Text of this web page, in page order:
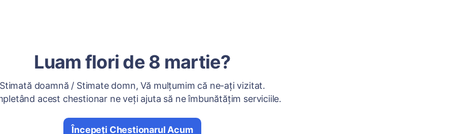
Luam flori de 8 martie?
Stimată doamnă / Stimate domn, Vă mulțumim că ne-ați vizitat.
acest chestionar ne veți ajuta să ne îmbunătățim serviciile.
Începeți Chestionarul Acum